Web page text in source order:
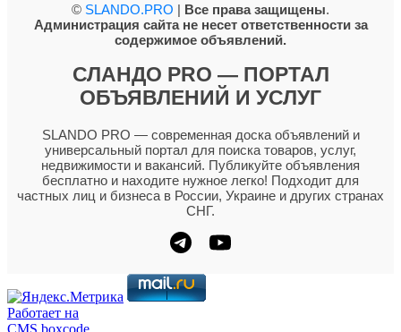
© SLANDO.PRO | Все права защищены.
Администрация сайта не несет ответственности за
содержимое объявлений.
СЛАНДО PRO — ПОРТАЛ
ОБЪЯВЛЕНИЙ И УСЛУГ
SLANDO PRO — современная доска объявлений и
универсальный портал для поиска товаров, услуг,
недвижимости и вакансий. Публикуйте объявления
бесплатно и находите нужное легко! Подходит для
частных лиц и бизнеса в России, Украине и других странах
СНГ.
Работает на
CMS boxcode